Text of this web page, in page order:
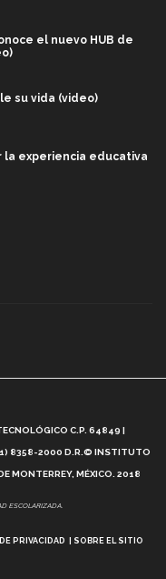
el nuevo HUB de
su vida (video)
la experiencia educativa
Tec? (video)
Artificial, Paola
C.P. 64849 |
8358-2000 D.R.© INSTITUTO
MONTERREY, MÉXICO. 2018
ESCOLARIZADA.
PRIVACIDAD SOBRE EL SITIO